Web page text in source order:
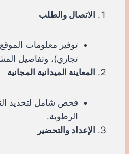
الاتصال والطلب
توفير معلومات
تجاري)، وتفاصيل
المعاينة الميدانية المجانية
فحص شامل لتحديد
الرطوبة.
الإعداد والتحضير